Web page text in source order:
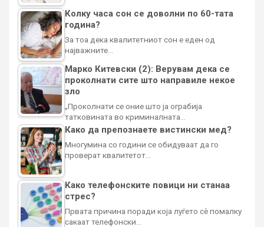
Колку часа сон се доволни по 60-тата
година?
За тоа дека квалитетниот сон е еден од
најважните…
Марко Китевски (2): Верувам дека се
проколнати сите што направиле некое
зло
„Проколнати се оние што ја ограбија
татковината во криминалната…
Како да препознаете вистински мед?
Многумина со години се обидуваат да го
проверат квалитетот…
Како телефонските повици ни станаа
стрес?
Првата причина поради која луѓето сè помалку
сакаат телефонски…